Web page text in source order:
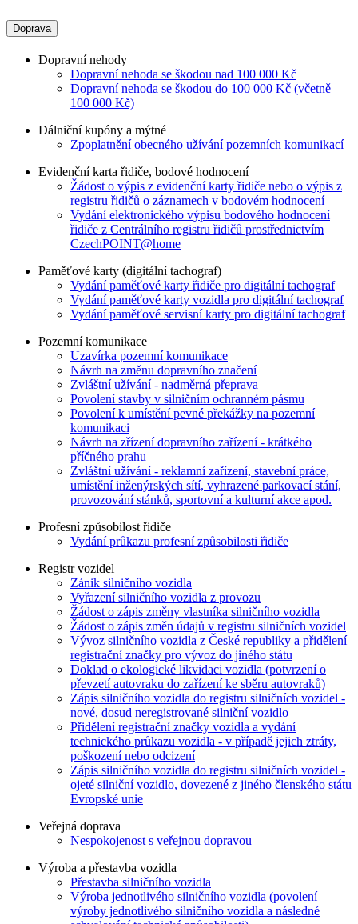
Doprava
Dopravní nehody
Dopravní nehoda se škodou nad 100 000 Kč
Dopravní nehoda se škodou do 100 000 Kč (včetně
100 000 Kč)
Dálniční kupóny a mýtné
Zpoplatnění obecného užívání pozemních komunikací
Evidenční karta řidiče, bodové hodnocení
Žádost o výpis z evidenční karty řidiče nebo o výpis z
registru řidičů o záznamech v bodovém hodnocení
Vydání elektronického výpisu bodového hodnocení
řidiče z Centrálního registru řidičů prostřednictvím
CzechPOINT@home
Paměťové karty (digitální tachograf)
Vydání paměťové karty řidiče pro digitální tachograf
Vydání paměťové karty vozidla pro digitální tachograf
Vydání paměťové servisní karty pro digitální tachograf
Pozemní komunikace
Uzavírka pozemní komunikace
Návrh na změnu dopravního značení
Zvláštní užívání - nadměrná přeprava
Povolení stavby v silničním ochranném pásmu
Povolení k umístění pevné překážky na pozemní
komunikaci
Návrh na zřízení dopravního zařízení - krátkého
příčného prahu
Zvláštní užívání - reklamní zařízení, stavební práce,
umístění inženýrských sítí, vyhrazené parkovací stání,
provozování stánků, sportovní a kulturní akce apod.
Profesní způsobilost řidiče
Vydání průkazu profesní způsobilosti řidiče
Registr vozidel
Zánik silničního vozidla
Vyřazení silničního vozidla z provozu
Žádost o zápis změny vlastníka silničního vozidla
Žádost o zápis změn údajů v registru silničních vozidel
Vývoz silničního vozidla z České republiky a přidělení
registrační značky pro vývoz do jiného státu
Doklad o ekologické likvidaci vozidla (potvrzení o
převzetí autovraku do zařízení ke sběru autovraků)
Zápis silničního vozidla do registru silničních vozidel -
nové, dosud neregistrované silniční vozidlo
Přidělení registrační značky vozidla a vydání
technického průkazu vozidla - v případě jejich ztráty,
poškození nebo odcizení
Zápis silničního vozidla do registru silničních vozidel -
ojeté silniční vozidlo, dovezené z jiného členského státu
Evropské unie
Veřejná doprava
Nespokojenost s veřejnou dopravou
Výroba a přestavba vozidla
Přestavba silničního vozidla
Výroba jednotlivého silničního vozidla (povolení
výroby jednotlivého silničního vozidla a následné